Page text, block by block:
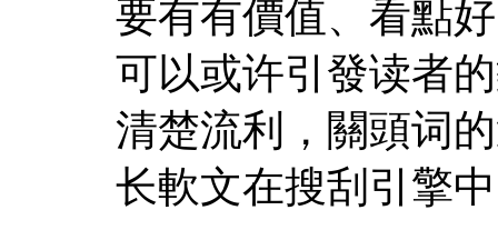
要有有價值、看點
可以或许引發读者
清楚流利，關頭词
长軟文在搜刮引擎